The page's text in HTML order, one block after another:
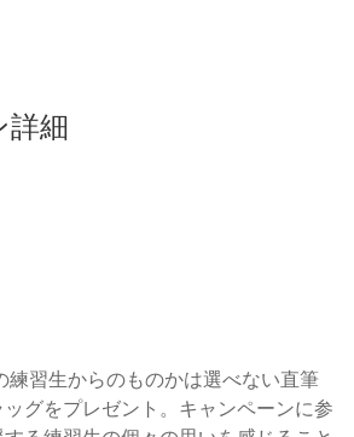
詳細
習生からのものかは選べない直筆
グをプレゼント。キャンペーンに参